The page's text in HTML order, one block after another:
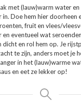
met (lauw)warm water en
Doe hem hier doorheen
fruit en vlees/
eventueel wat
dicht en rol hem op. Je
te zijn, anders moet je
in het (lauw)warme
en eet ze lekker op!